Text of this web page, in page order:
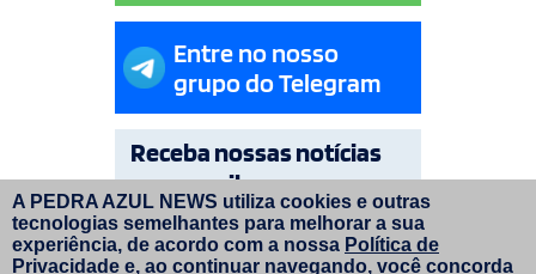
Entre no nosso
grupo do Telegram
Receba nossas notícias
por e-mail
OK
A PEDRA AZUL NEWS utiliza cookies e outras
tecnologias semelhantes para melhorar a sua
experiência, de acordo com a nossa Política de
Privacidade e, ao continuar navegando, você concorda